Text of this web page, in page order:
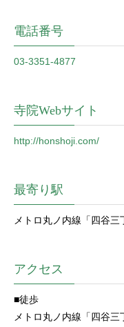
電話番号
03-3351-4877
寺院Webサイト
http://honshoji.com/
最寄り駅
メトロ丸ノ内線「四谷三
アクセス
■徒歩
メトロ丸ノ内線「四谷